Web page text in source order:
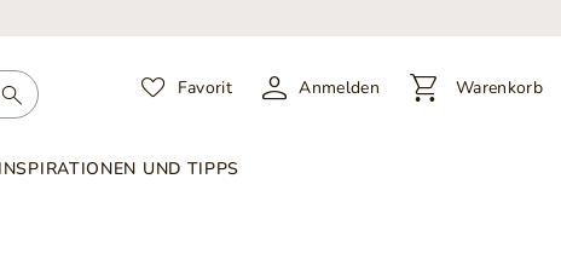
Favorit Anmelden Warenkorb
INSPIRATIONEN UND TIPPS